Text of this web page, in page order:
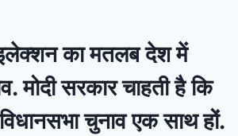
का मतलब देश में
मोदी सरकार चाहती है कि
चुनाव एक साथ हों.